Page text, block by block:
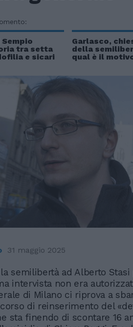
tra setta
e sicari
Garlasco,
della
qual è il
31 maggio 2025
semilibertà ad Alberto
intervista non era
di Milano ci riprova a
di reinserimento del
sta finendo di scontare 16